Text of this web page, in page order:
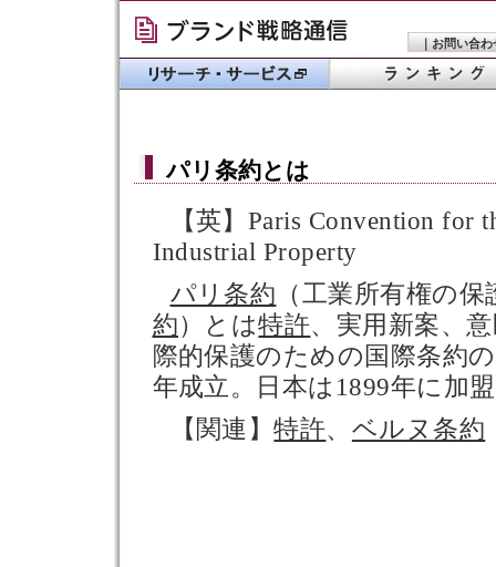
｜ お問い合わ
パリ条約とは
【英】Paris Convention for
Industrial Property
パリ条約 （工業所有権の
約）とは特許、実用新案、
際的保護のための国際条約
年成立。日本は1899年に加
【関連】特許、 ベルヌ条約